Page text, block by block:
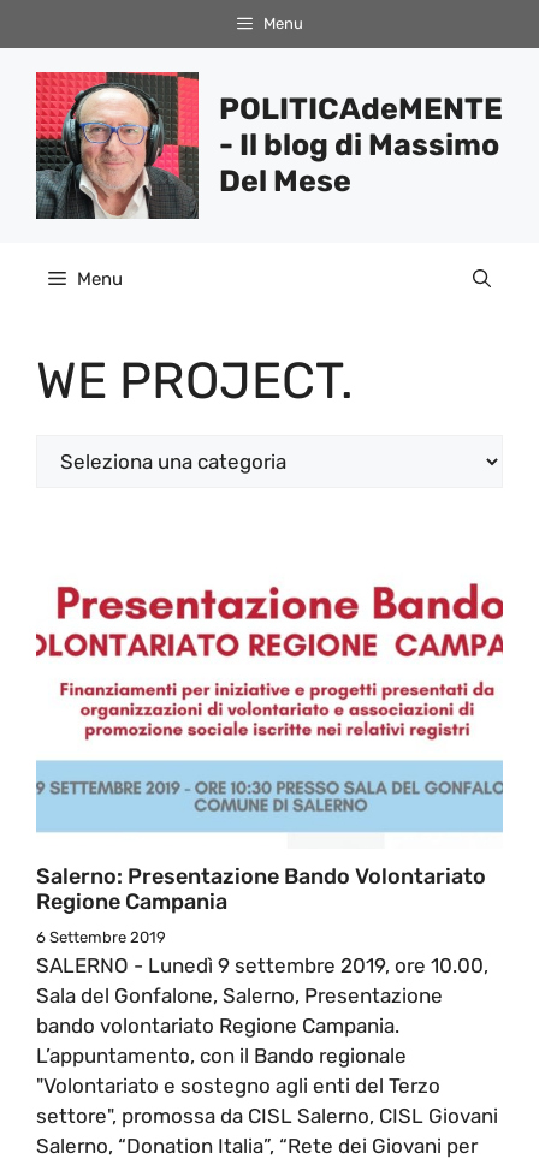
al
contenuto
Menu
POLITICAdeMENTE
- Il blog di Massimo
Del Mese
Menu
WE PROJECT.
Categorie
Salerno: Presentazione Bando Volontariato
Regione Campania
6 Settembre 2019
SALERNO - Lunedì 9 settembre 2019, ore 10.00,
Sala del Gonfalone, Salerno, Presentazione
bando volontariato Regione Campania.
L’appuntamento, con il Bando regionale
"Volontariato e sostegno agli enti del Terzo
settore", promossa da CISL Salerno, CISL Giovani
Salerno, “Donation Italia”, “Rete dei Giovani per